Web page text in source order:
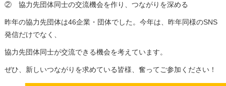
② 協力先団体同士の交流機会を作り、つながりを深める
昨年の協力先団体は46企業・団体でした。今年は、昨年同様のSNS
発信だけでなく、
協力先団体同士が交流できる機会を考えています。
ぜひ、新しいつながりを求めている皆様、奮ってご参加ください！